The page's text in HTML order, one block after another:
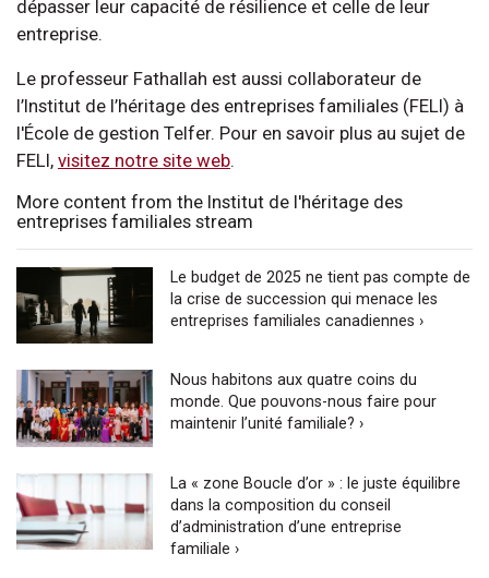
dépasser leur capacité de résilience et celle de leur
entreprise.
Le professeur Fathallah est aussi collaborateur de
l’Institut de l’héritage des entreprises familiales (FELI) à
l'École de gestion Telfer. Pour en savoir plus au sujet de
FELI, visitez notre site web.
More content from the Institut de l'héritage des
entreprises familiales stream
Le budget de 2025 ne tient pas compte de
la crise de succession qui menace les
entreprises familiales canadiennes ›
Nous habitons aux quatre coins du
monde. Que pouvons-nous faire pour
maintenir l’unité familiale? ›
La « zone Boucle d’or » : le juste équilibre
dans la composition du conseil
d’administration d’une entreprise
familiale ›